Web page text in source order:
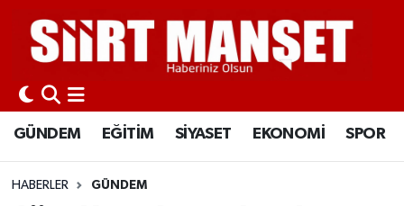
GÜNDEM EĞİTİM SİYASET EKONOMİ SPOR
HABERLER GÜNDEM
GÜNDEM
EĞİTİM
SİYASET
Siirt Nöbetçi Eczaneler
Siirt Hava Durumu
Siirt Namaz Vakitleri